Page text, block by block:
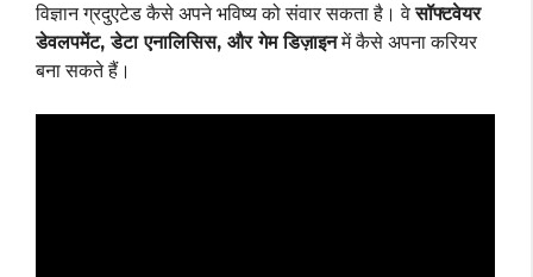
विज्ञान ग्रदुएटेड कैसे अपने भविष्य को संवार सकता है। वेसॉफ्टवेयर
डेवलपमेंट, डेटा एनालिसिस, और गेम डिज़ाइनमें कैसे अपना करियर
बना सकते हैं।